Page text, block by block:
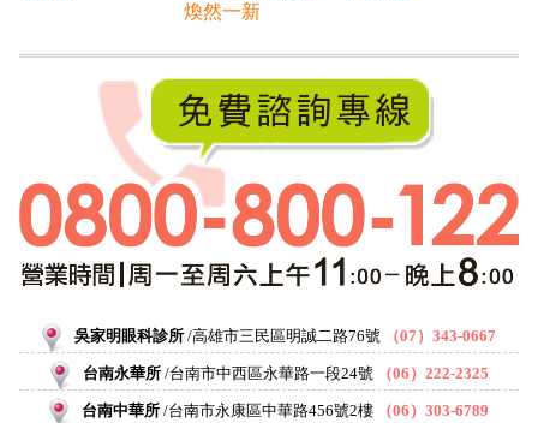
煥然一新
吳家明眼科診所 高雄市三民區明誠二路76號 （07）343-0667
台南永華所 台南市中西區永華路一段24號 （06）222-2325
台南中華所 台南市永康區中華路456號2樓 （06）303-6789